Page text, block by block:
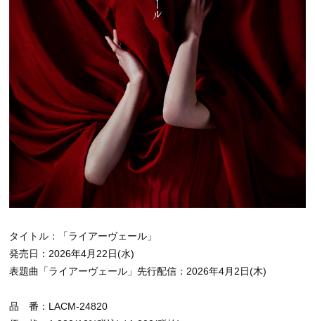
タイトル：「ライアーヴェール」
発売日：2026年4月22日(水)
表題曲「ライアーヴェール」先行配信：2026年4月2日(木)
品 番：LACM-24820